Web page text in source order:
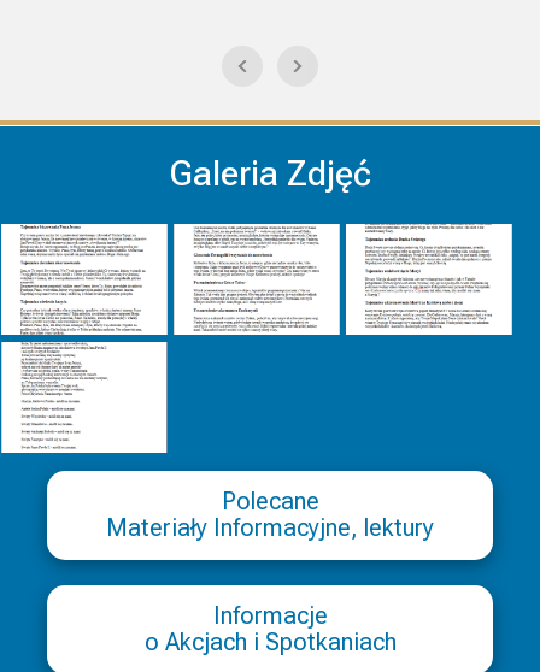
Galeria Zdjęć
Polecane
Materiały Informacyjne, lektury
Informacje
o Akcjach i Spotkaniach